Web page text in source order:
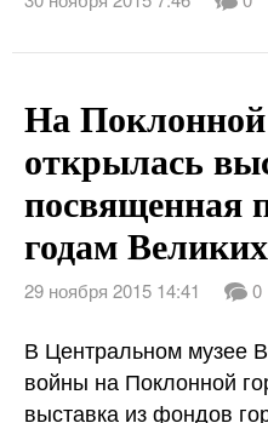
На Поклонной
открылась
посвященная
годам
29 ноября 2015 14:41 0
В Центральном музее
войны на Поклонной
выставка из фондов